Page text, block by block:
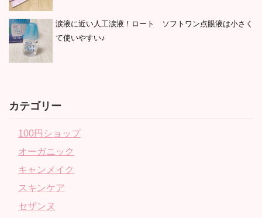
涙液に近い人工涙液！ロート ソフトワン点眼液は小さく
て使いやすい♪
カテゴリー
100円ショップ
オーガニック
キャンメイク
スキンケア
セザンヌ